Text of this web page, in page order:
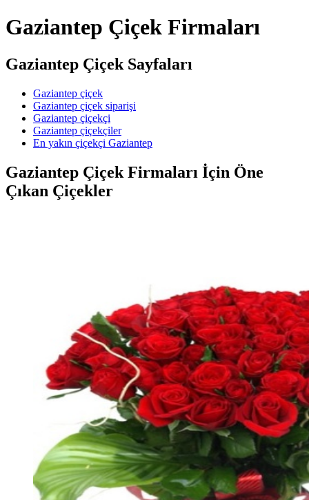
Gaziantep Çiçek Firmaları
Gaziantep Çiçek Sayfaları
Gaziantep çiçek
Gaziantep çiçek siparişi
Gaziantep çiçekçi
Gaziantep çiçekçiler
En yakın çiçekçi Gaziantep
Gaziantep Çiçek Firmaları İçin Öne
Çıkan Çiçekler